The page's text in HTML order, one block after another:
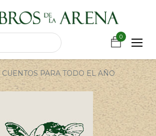
0
0
CUENTOS PARA TODO EL AÑO